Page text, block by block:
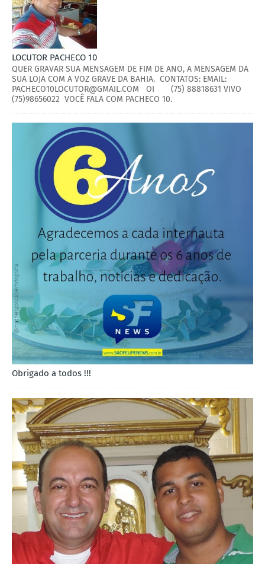
LOCUTOR PACHECO 10
QUER GRAVAR SUA MENSAGEM DE FIM DE ANO, A MENSAGEM DA
SUA LOJA COM A VOZ GRAVE DA BAHIA. CONTATOS: EMAIL:
PACHECO10LOCUTOR@GMAIL.COM OI (75) 88818631 VIVO
(75)98656022 VOCÊ FALA COM PACHECO 10.
Obrigado a todos !!!